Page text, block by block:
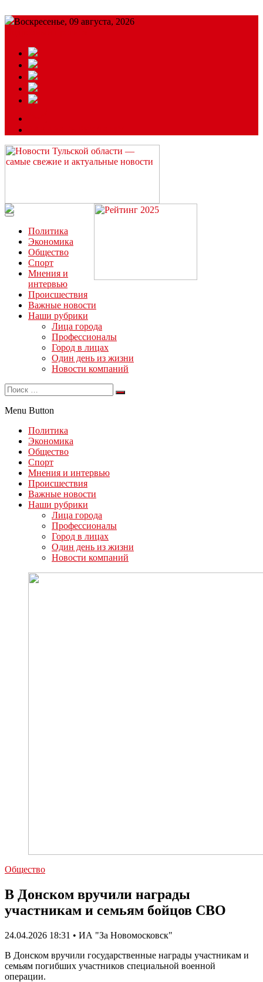
Воскресенье, 09 августа, 2026
Читайте последние новости дня в Тульской области на сайте
“ЗаНовомосковск”
Политика
Экономика
Общество
Спорт
Мнения и
интервью
Происшествия
Важные новости
Наши рубрики
Лица города
Профессионалы
Город в лицах
Один день из жизни
Новости компаний
Menu Button
Политика
Экономика
Общество
Спорт
Мнения и интервью
Происшествия
Важные новости
Наши рубрики
Лица города
Профессионалы
Город в лицах
Один день из жизни
Новости компаний
Общество
В Донском вручили награды
участникам и семьям бойцов СВО
24.04.2026 18:31 • ИА "За Новомосковск"
В Донском вручили государственные награды участникам и
семьям погибших участников специальной военной
операции.